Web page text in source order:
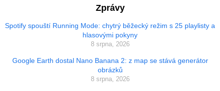
Zprávy
Spotify spouští Running Mode: chytrý běžecký režim s 25 playlisty a
hlasovými pokyny
8 srpna, 2026
Google Earth dostal Nano Banana 2: z map se stává generátor
obrázků
8 srpna, 2026